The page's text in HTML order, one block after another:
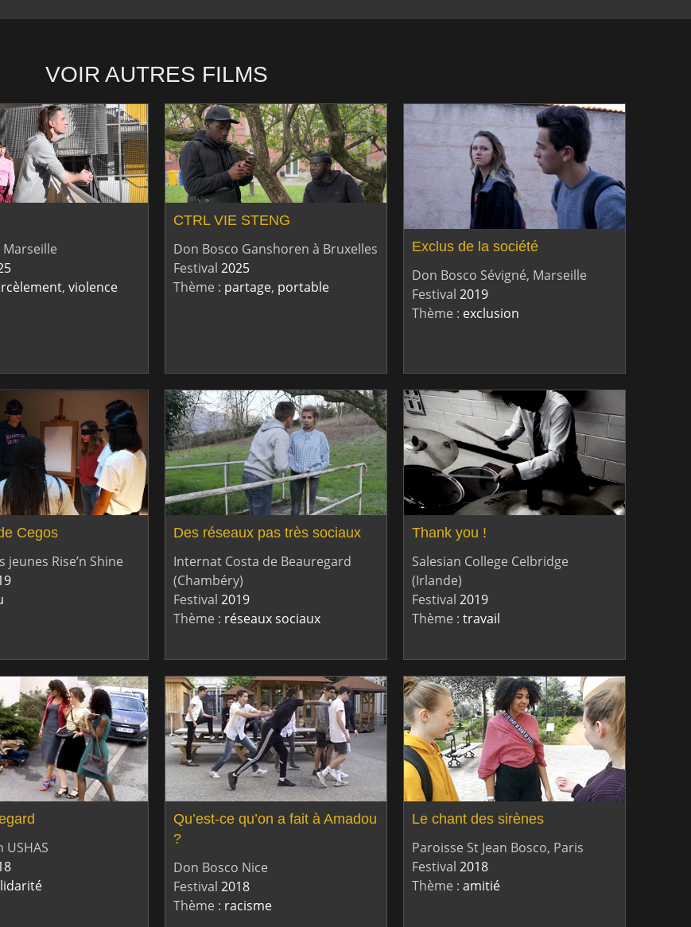
VOIR AUTRES FILMS
, violence
CTRL VIE STENG
Don Bosco Ganshoren à Bruxelles
Festival 2025
Thème : partage, portable
Exclus de la société
Don Bosco Sévigné, Marseille
Festival 2019
Thème : exclusion
Cegos
jeunes Rise’n Shine
Des réseaux pas très sociaux
Internat Costa de Beauregard
(Chambéry)
Festival 2019
Thème : réseaux sociaux
Thank you !
Salesian College Celbridge
(Irlande)
Festival 2019
Thème : travail
Qu’est-ce qu’on a fait à Amadou
?
Don Bosco Nice
Festival 2018
Thème : racisme
Le chant des sirènes
Paroisse St Jean Bosco, Paris
Festival 2018
Thème : amitié